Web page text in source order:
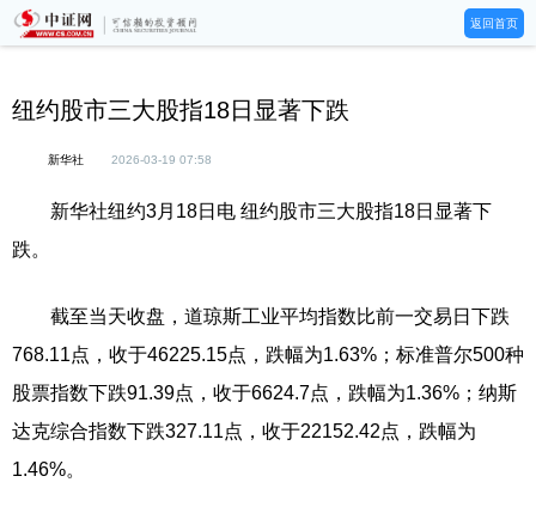
返回首页
纽约股市三大股指18日显著下跌
新华社 2026-03-19 07:58
新华社纽约3月18日电 纽约股市三大股指18日显著下
跌。
截至当天收盘，道琼斯工业平均指数比前一交易日下跌
768.11点，收于46225.15点，跌幅为1.63%；标准普尔500种
股票指数下跌91.39点，收于6624.7点，跌幅为1.36%；纳斯
达克综合指数下跌327.11点，收于22152.42点，跌幅为
1.46%。